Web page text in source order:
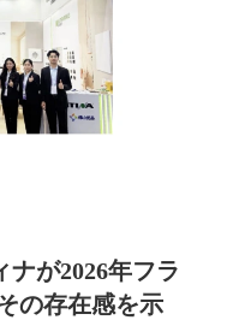
が2026年フラ
の存在感を示